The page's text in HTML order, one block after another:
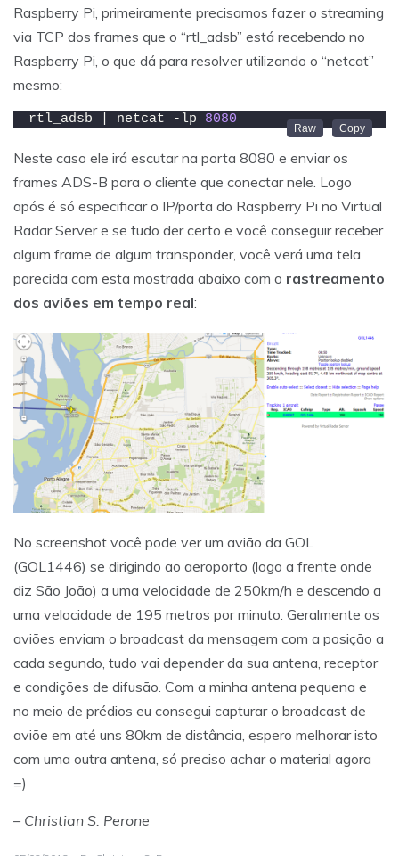
Raspberry Pi, primeiramente precisamos fazer o streaming
via TCP dos frames que o “rtl_adsb” está recebendo no
Raspberry Pi, o que dá para resolver utilizando o “netcat”
mesmo:
rtl_adsb | netcat -lp 8080
Neste caso ele irá escutar na porta 8080 e enviar os
frames ADS-B para o cliente que conectar nele. Logo
após é só especificar o IP/porta do Raspberry Pi no Virtual
Radar Server e se tudo der certo e você conseguir receber
algum frame de algum transponder, você verá uma tela
parecida com esta mostrada abaixo com o rastreamento
dos aviões em tempo real:
No screenshot você pode ver um avião da GOL
(GOL1446) se dirigindo ao aeroporto (logo a frente onde
diz São João) a uma velocidade de 250km/h e descendo a
uma velocidade de 195 metros por minuto. Geralmente os
aviões enviam o broadcast da mensagem com a posição a
cada segundo, tudo vai depender da sua antena, receptor
e condições de difusão. Com a minha antena pequena e
no meio de prédios eu consegui capturar o broadcast de
aviõe em até uns 80km de distância, espero melhorar isto
com uma outra antena, só preciso achar o material agora
=)
– Christian S. Perone